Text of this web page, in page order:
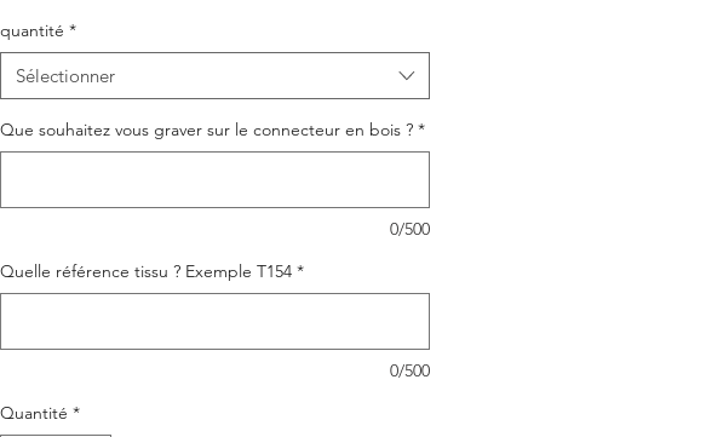
quantité *
Sélectionner
Que souhaitez vous graver sur le connecteur en bois ? *
0/500
Quelle référence tissu ? Exemple T154 *
0/500
Quantité *